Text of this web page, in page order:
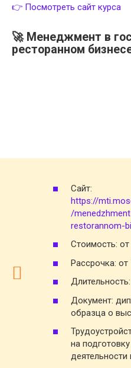
👉 Посмотреть сайт курса
🚀 Менеджмент в
ресторанном
Сайт:
https://
/
restorannom-
Стоимость:
Рассрочка:
Документ:
образца о
на
деятельности